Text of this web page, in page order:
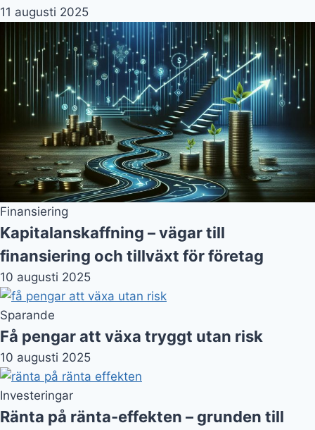
11 augusti 2025
Finansiering
Kapitalanskaffning – vägar till
finansiering och tillväxt för företag
10 augusti 2025
Sparande
Få pengar att växa tryggt utan risk
10 augusti 2025
Investeringar
Ränta på ränta-effekten – grunden till